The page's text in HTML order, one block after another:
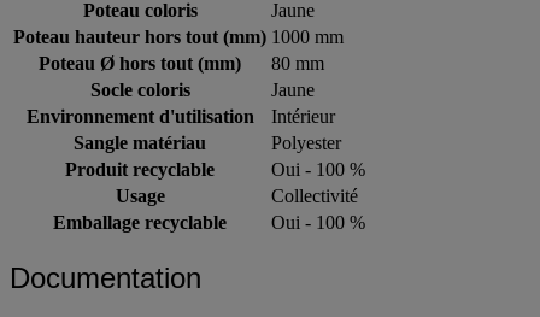
Poteau coloris
Jaune
Poteau hauteur hors tout (mm) 1000 mm
Poteau Ø hors tout (mm)
80 mm
Socle coloris
Jaune
Environnement d'utilisation
Intérieur
Sangle matériau
Polyester
Produit recyclable
Oui - 100 %
Usage
Collectivité
Emballage recyclable
Oui - 100 %
Documentation